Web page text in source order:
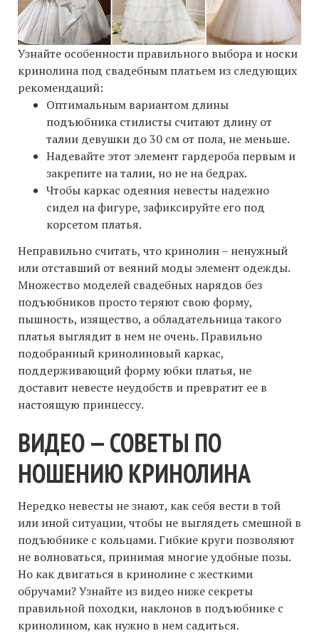
Узнайте особенности правильного выбора и носки
кринолина под свадебным платьем из следующих
рекомендаций:
Оптимальным вариантом длины
подъюбника стилисты считают длину от
талии девушки до 30 см от пола, не меньше.
Надевайте этот элемент гардероба первым и
закрепите на талии, но не на бедрах.
Чтобы каркас одеяния невесты надежно
сидел на фигуре, зафиксируйте его под
корсетом платья.
Неправильно считать, что кринолин – ненужный
или отставший от веяний моды элемент одежды.
Множество моделей свадебных нарядов без
подъюбников просто теряют свою форму,
пышность, изящество, а обладательница такого
платья выглядит в нем не очень. Правильно
подобранный кринолиновый каркас,
поддерживающий форму юбки платья, не
доставит невесте неудобств и превратит ее в
настоящую принцессу.
ВИДЕО — СОВЕТЫ ПО
НОШЕНИЮ КРИНОЛИНА
Нередко невесты не знают, как себя вести в той
или иной ситуации, чтобы не выглядеть смешной в
подъюбнике с кольцами. Гибкие круги позволяют
не волноваться, принимая многие удобные позы.
Но как двигаться в кринолине с жесткими
обручами? Узнайте из видео ниже секреты
правильной походки, наклонов в подъюбнике с
кринолином, как нужно в нем садиться.